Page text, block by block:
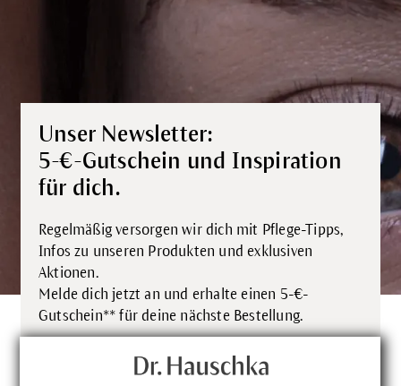
Unser Newsletter:
5-€-Gutschein und Inspiration
für dich.
Regelmäßig versorgen wir dich mit Pflege-Tipps,
Infos zu unseren Produkten und exklusiven
Aktionen.
Melde dich jetzt an und erhalte einen 5-€-
Gutschein** für deine nächste Bestellung.
**Gültig ab einem Einkaufswert von 50 €, je Kunde und